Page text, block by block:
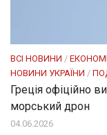
ВСІ НОВИНИ /
НОВИНИ УКРАЇНИ /
Греція офіційно
морський дрон
04.06.2026